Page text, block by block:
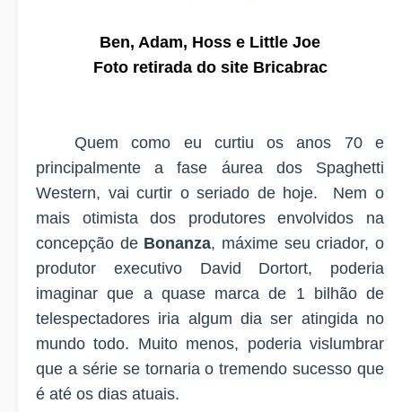
Ben, Adam, Hoss e Little Joe
Foto retirada do site Bricabrac
Quem como eu curtiu os anos 70 e
principalmente a fase áurea dos Spaghetti
Western, vai curtir o seriado de hoje. Nem o
mais otimista dos produtores envolvidos na
concepção de Bonanza, máxime seu criador, o
produtor executivo David Dortort, poderia
imaginar que a quase marca de 1 bilhão de
telespectadores iria algum dia ser atingida no
mundo todo. Muito menos, poderia vislumbrar
que a série se tornaria o tremendo sucesso que
é até os dias atuais.